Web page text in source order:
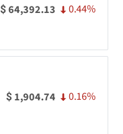
$64,392.13 0.44%
$ 1,904.74 0.16%